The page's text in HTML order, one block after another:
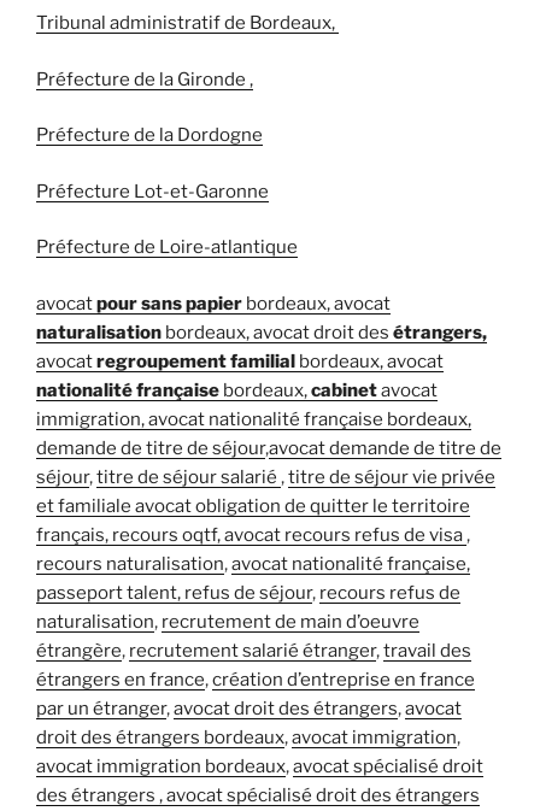
Tribunal administratif de Bordeaux,
Préfecture de la Gironde ,
Préfecture de la Dordogne
Préfecture Lot-et-Garonne
Préfecture de Loire-atlantique
avocatpour sans papier bordeaux,avocat
naturalisation bordeaux,avocat droit des étrangers,
avocatregroupement familial bordeaux,avocat
nationalité française bordeaux,cabinetavocat
immigration,avocat nationalité française bordeaux,
demande de titre de séjour,avocat demande de titre de
séjour,titre de séjour salarié ,titre de séjour vie privée
et familiale avocat obligation de quitter le territoire
français, recours oqtf,avocat recours refus de visa,
recours naturalisation,avocat nationalité française,
passeport talent, refus de séjour, recours refus de
naturalisation, recrutement de main d’oeuvre
étrangère, recrutement salarié étranger,travail des
étrangers en france,création d’entreprise en france
par un étranger,avocat droit des étrangers,avocat
droit des étrangers bordeaux,avocat immigration,
avocat immigration bordeaux,avocat spécialisé droit
des étrangers ,avocat spécialisé droit des étrangers